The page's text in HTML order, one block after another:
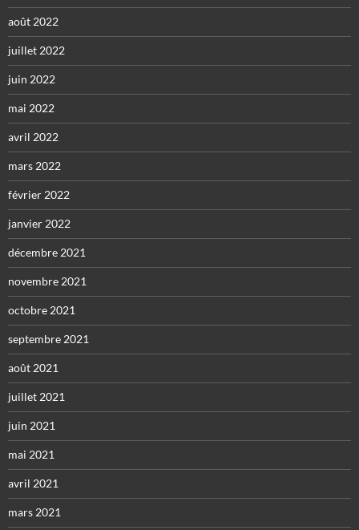
août 2022
juillet 2022
juin 2022
mai 2022
avril 2022
mars 2022
février 2022
janvier 2022
décembre 2021
novembre 2021
octobre 2021
septembre 2021
août 2021
juillet 2021
juin 2021
mai 2021
avril 2021
mars 2021